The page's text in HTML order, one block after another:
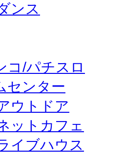
ンス
コ/パチスロ
センター
ウトドア
ットカフェ
イブハウス